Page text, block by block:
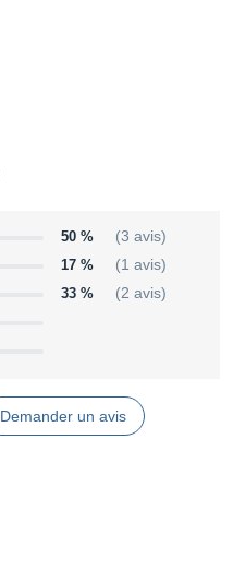
50 % (3 avis)
17 % (1 avis)
33 % (2 avis)
Demander un avis